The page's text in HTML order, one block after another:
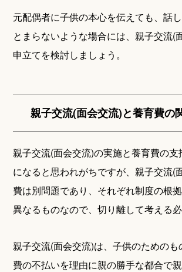
元配偶者に子供の本心を伝えても、話
とまらないような場合には、親子交流(
申立てを検討しましょう。
親子交流(面会交流)と養育費の
親子交流(面会交流)の実施と養育費の
になると思われがちですが、親子交流(
費は別問題であり、それぞれ制度の根
異なるものなので、切り離して考える必
親子交流(面会交流)は、子供のための
費の不払いを理由に親の勝手な都合で